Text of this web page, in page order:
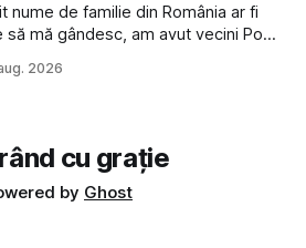
nume de familie din România ar fi
mă gândesc, am avut vecini Popa
termenului de popă că ar
2026
cu grație
by Ghost